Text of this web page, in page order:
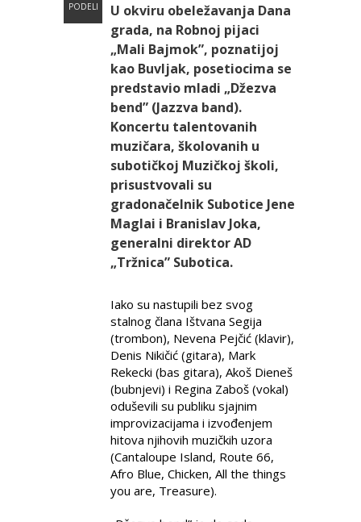
PODELI
U okviru obeležavanja Dana
grada, na Robnoj pijaci
„Mali Bajmok”, poznatijoj
kao Buvljak, posetiocima se
predstavio mladi „Džezva
bend” (Jazzva band).
Koncertu talentovanih
muzičara, školovanih u
subotičkoj Muzičkoj školi,
prisustvovali su
gradonačelnik Subotice Jene
Maglai i Branislav Joka,
generalni direktor AD
„Tržnica” Subotica.
Iako su nastupili bez svog
stalnog člana Ištvana Segija
(trombon), Nevena Pejčić (klavir),
Denis Nikičić (gitara), Mark
Rekecki (bas gitara), Akoš Dieneš
(bubnjevi) i Regina Zaboš (vokal)
oduševili su publiku sjajnim
improvizacijama i izvođenjem
hitova njihovih muzičkih uzora
(Cantaloupe Island, Route 66,
Afro Blue, Chicken, All the things
you are, Treasure).